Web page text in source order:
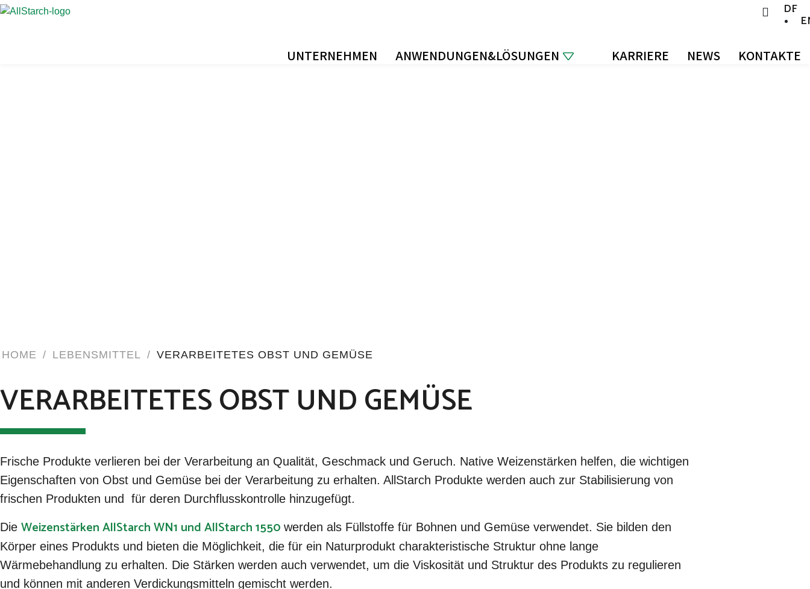
DE
UNTERNEHMEN ANWENDUNGEN&LÖSUNGEN KARRIERE NEWS KONTAKTE
HOME / LEBENSMITTEL / VERARBEITETES OBST UND GEMÜSE
VERARBEITETES OBST UND GEMÜSE
Frische Produkte verlieren bei der Verarbeitung an Qualität, Geschmack und Geruch. Native Weizenstärken helfen, die wichtigen
Eigenschaften von Obst und Gemüse bei der Verarbeitung zu erhalten. AllStarch Produkte werden auch zur Stabilisierung von
frischen Produkten und für deren Durchflusskontrolle hinzugefügt.
Die Weizenstärken AllStarch WN1 und AllStarch 1550 werden als Füllstoffe für Bohnen und Gemüse verwendet. Sie bilden den
Körper eines Produkts und bieten die Möglichkeit, die für ein Naturprodukt charakteristische Struktur ohne lange
Wärmebehandlung zu erhalten. Die Stärken werden auch verwendet, um die Viskosität und Struktur des Produkts zu regulieren
und können mit anderen Verdickungsmitteln gemischt werden.